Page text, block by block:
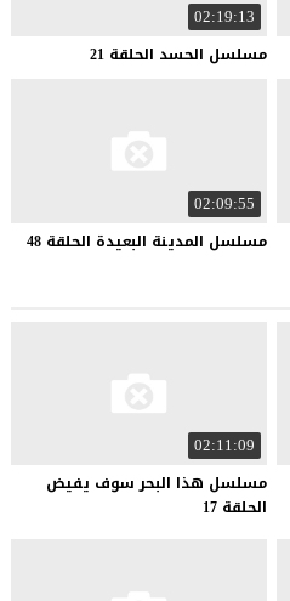
02:19:13
مسلسل الحسد الحلقة 21
02:09:55
مسلسل المدينة البعيدة الحلقة 48
02:11:09
مسلسل هذا البحر سوف يفيض
الحلقة 17